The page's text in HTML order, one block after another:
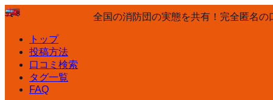
全国の消防団の実態を共有！完全匿名の
トップ
投稿方法
口コミ検索
タグ一覧
FAQ